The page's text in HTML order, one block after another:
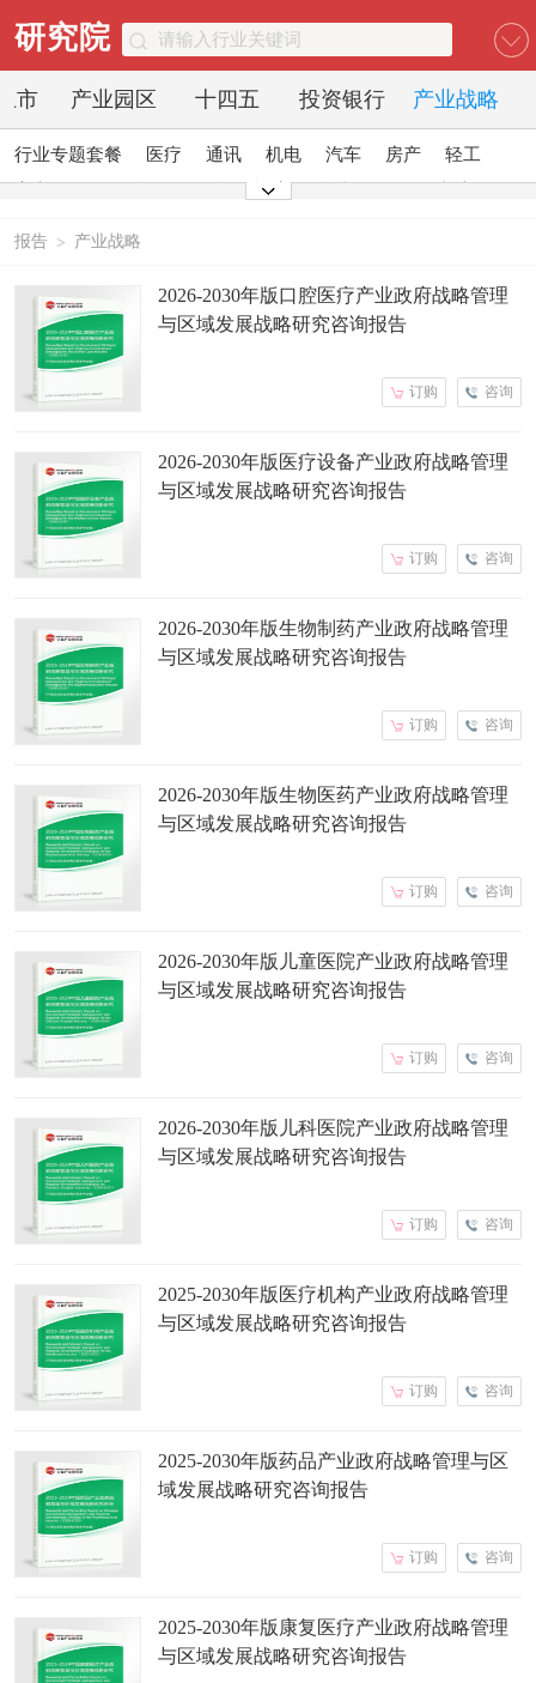
研究院
市 产业园区 十四五 投资银行 产业战略
行业专题套餐 医疗 通讯 机电 汽车 房产
轻工
酒店
报告 > 产业战略
2026-2030年版口腔医疗产业政府战略管理
与区域发展战略研究咨询报告
咨询
订购
2026-2030年版医疗设备产业政府战略管理
与区域发展战略研究咨询报告
咨询
订购
2026-2030年版生物制药产业政府战略管理
与区域发展战略研究咨询报告
咨询
订购
2026-2030年版生物医药产业政府战略管理
与区域发展战略研究咨询报告
咨询
订购
2026-2030年版儿童医院产业政府战略管理
与区域发展战略研究咨询报告
咨询
订购
2026-2030年版儿科医院产业政府战略管理
与区域发展战略研究咨询报告
咨询
订购
2025-2030年版医疗机构产业政府战略管理
与区域发展战略研究咨询报告
咨询
订购
2025-2030年版药品产业政府战略管理与区
域发展战略研究咨询报告
咨询
订购
2025-2030年版康复医疗产业政府战略管理
与区域发展战略研究咨询报告